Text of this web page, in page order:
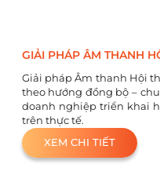
GIẢI PHÁP ÂM THANH
Giải pháp Âm thanh Hội
theo hướng đồng bộ –
doanh nghiệp triển khai
trên thực tế.
XEM CHI TIẾT